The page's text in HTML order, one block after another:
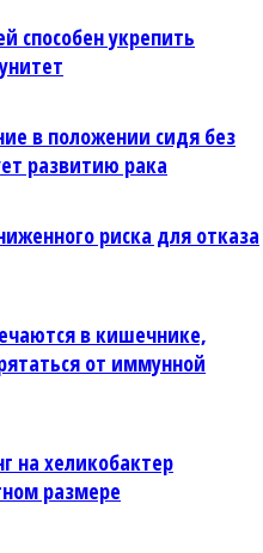
способен укрепить
в положении сидя без
развитию рака
риска для отказа
в кишечнике,
от иммунной
на хеликобактер
размере